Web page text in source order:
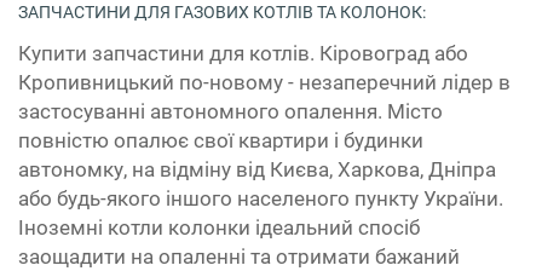
ЗАПЧАСТИНИ ДЛЯ ГАЗОВИХ КОТЛІВ ТА КОЛОНОК:
Купити запчастини для котлів. Кіровоград або
Кропивницький по-новому - незаперечний лідер в
застосуванні автономного опалення. Місто
повністю опалює свої квартири і будинки
автономку, на відміну від Києва, Харкова, Дніпра
або будь-якого іншого населеного пункту України.
Іноземні котли колонки ідеальний спосіб
заощадити на опаленні та отримати бажаний